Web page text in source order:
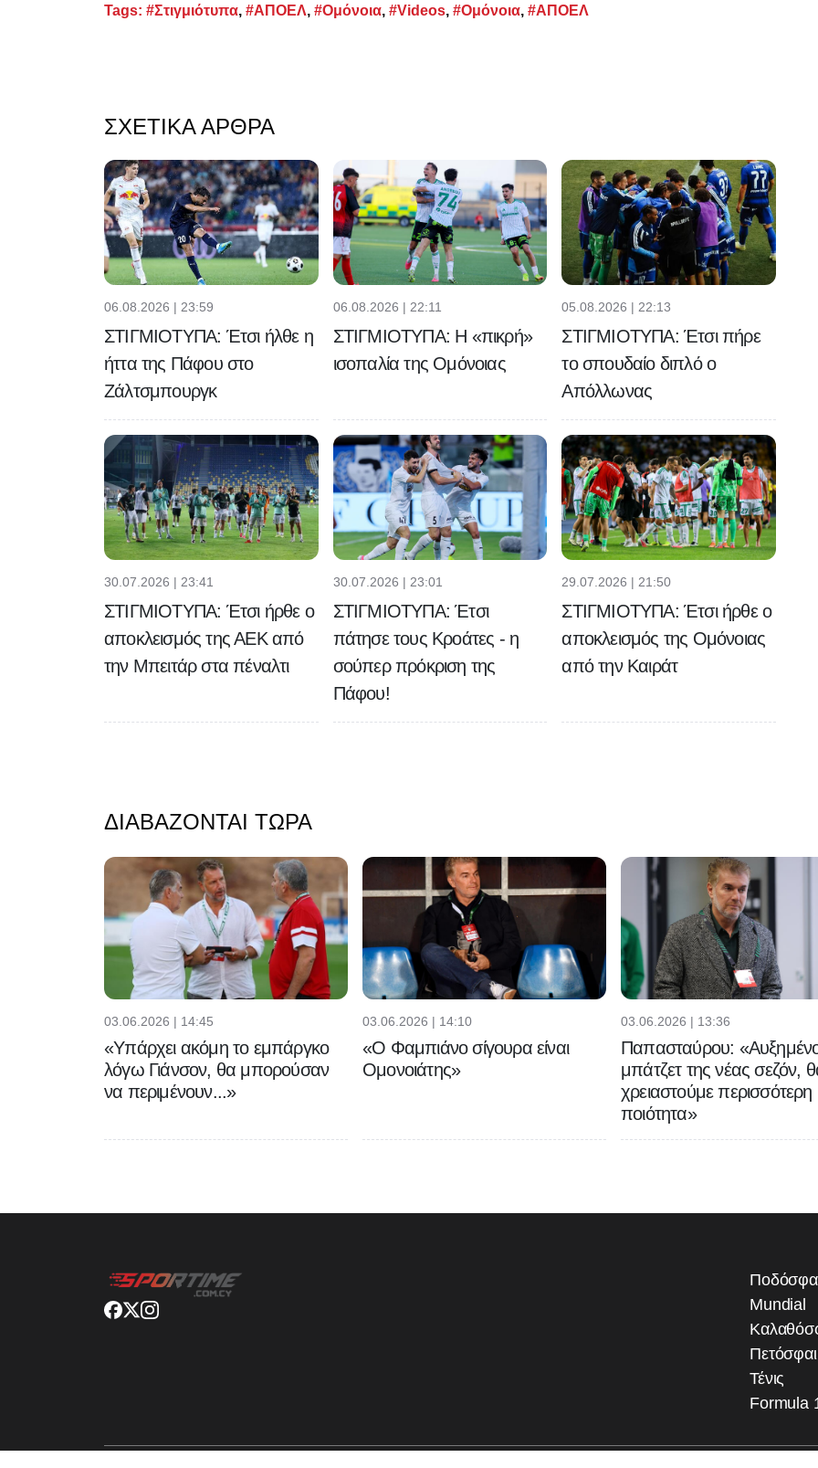
Tags: #Στιγμιότυπα, #ΑΠΟΕΛ, #Ομόνοια, #Videos, #Ομόνοια, #ΑΠΟΕΛ
ΣΧΕΤΙΚΆ ΆΡΘΡΑ
06.08.2026 | 23:59
ΣΤΙΓΜΙΟΤΥΠΑ: Έτσι ήλθε η
ήττα της Πάφου στο
Ζάλτσμπουργκ
06.08.2026 | 22:11
ΣΤΙΓΜΙΟΤΥΠΑ: Η «πικρή»
ισοπαλία της Ομόνοιας
05.08.2026 | 22:13
ΣΤΙΓΜΙΟΤΥΠΑ: Έτσι πήρε
το σπουδαίο διπλό ο
Απόλλωνας
30.07.2026 | 23:41
ΣΤΙΓΜΙΟΤΥΠΑ: Έτσι ήρθε ο
αποκλεισμός της ΑΕΚ από
την Μπειτάρ στα πέναλτι
30.07.2026 | 23:01
ΣΤΙΓΜΙΟΤΥΠΑ: Έτσι
πάτησε τους Κροάτες - η
σούπερ πρόκριση της
Πάφου!
29.07.2026 | 21:50
ΣΤΙΓΜΙΟΤΥΠΑ: Έτσι ήρθε ο
αποκλεισμός της Ομόνοιας
από την Καιράτ
ΔΙΑΒΆΖΟΝΤΑΙ ΤΏΡΑ
03.06.2026 | 14:45
«Υπάρχει ακόμη το εμπάργκο
λόγω Γιάνσον, θα μπορούσαν
να περιμένουν...»
03.06.2026 | 14:10
«Ο Φαμπιάνο σίγουρα είναι
Ομονοιάτης»
03.06.2026 | 13:36
Παπασταύρου:
μπάτζετ της νέας σεζόν,
χρειαστούμε περισσότερη
ποιότητα»
Mundial
Τένις
Formula